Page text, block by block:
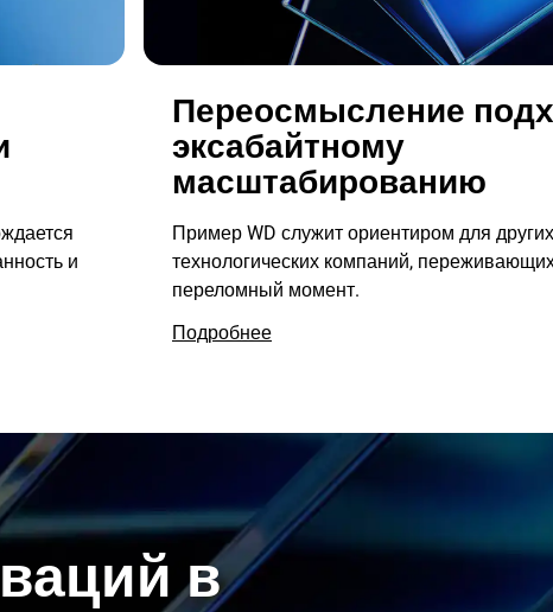
и
Переосмысление
эксабайтному
масштабированию
Пример WD служит ориентиром для других
технологических компаний,
переломный момент.
Подробнее
в